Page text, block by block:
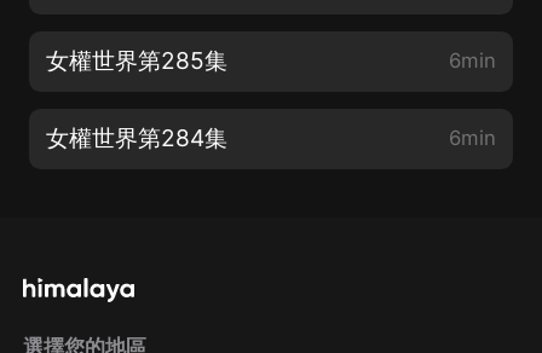
女權世界第285集 6min
女權世界第284集 6min
選擇您的地區